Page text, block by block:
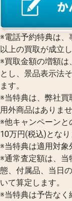
※電話予約特典は、
以上の買取が成立
※買取金額の増額
とし、景品表示法
ます。
※当特典は、弊社買
用外商品はありませ
※他キャンペーンと
10万円(税込)となり
※当特典は適用対象
※通常査定額は、当
態、付属品、当日
いて算定します。
※当特典は予告な